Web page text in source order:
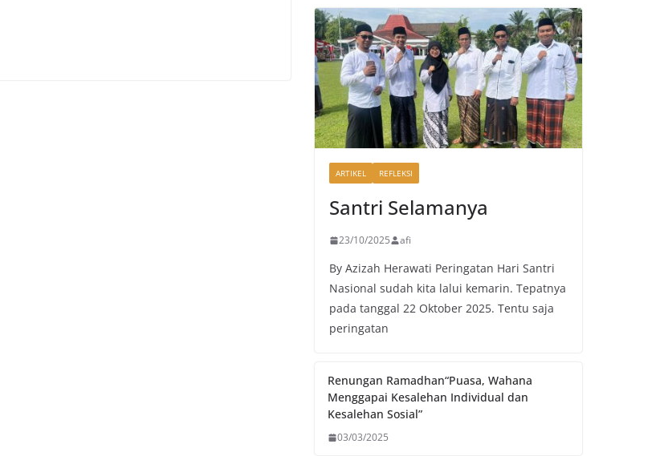
ARTIKEL REFLEKSI
Santri Selamanya
23/10/2025 afi
By Azizah Herawati Peringatan Hari Santri
Nasional sudah kita lalui kemarin. Tepatnya
pada tanggal 22 Oktober 2025. Tentu saja
peringatan
Renungan Ramadhan“Puasa, Wahana
Menggapai Kesalehan Individual dan
Kesalehan Sosial”
03/03/2025